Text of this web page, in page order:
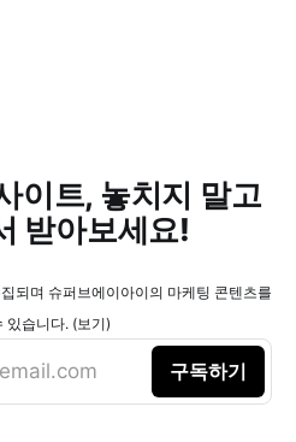
이트, 놓치지 말고
받아보세요!
되며 슈퍼브에이아이의 마케팅 콘텐츠를
있습니다. (보기)
구독하기